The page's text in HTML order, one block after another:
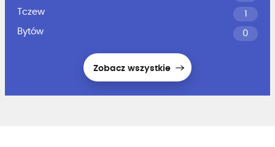
Tczew
1
Bytów
0
Zobacz wszystkie